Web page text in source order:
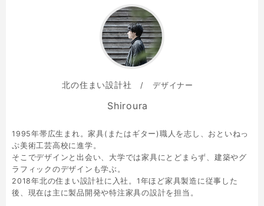
北の住まい設計社 デザイナー
Shiroura
1995年帯広生まれ。家具(またはギター)職人を志し、おといねっ
ぷ美術工芸高校に進学。
そこでデザインと出会い、大学では家具にとどまらず、建築やグ
ラフィックのデザインも学ぶ。
2018年北の住まい設計社に入社。1年ほど家具製造に従事した
後、現在は主に製品開発や特注家具の設計を担当。